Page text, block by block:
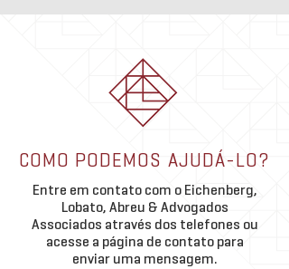
Estudos Porto Alegre e São
COMO PODEMOS AJUDÁ-LO?
Entre em contato com o Eichenberg,
Lobato, Abreu & Advogados
Associados através dos telefones ou
acesse a página de contato para
enviar uma mensagem.